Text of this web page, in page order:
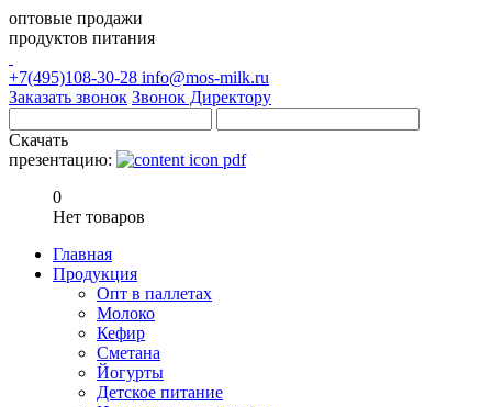
оптовые продажи
продуктов питания
+7(495)108-30-28 info@mos-milk.ru
Заказать звонок Звонок Директору
Скачать
презентацию:
0
Нет товаров
Главная
Продукция
Опт в паллетах
Молоко
Кефир
Сметана
Йогурты
Детское питание